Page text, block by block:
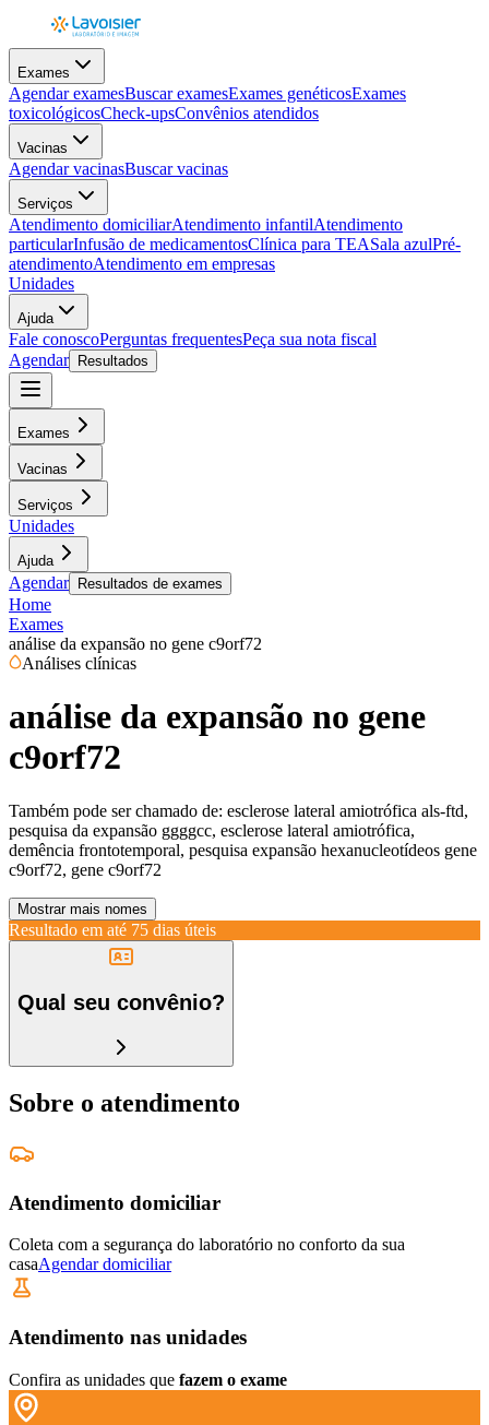
Exames
Agendar examesBuscar examesExames genéticosExames
toxicológicosCheck-upsConvênios atendidos
Vacinas
Agendar vacinasBuscar vacinas
Serviços
Atendimento domiciliarAtendimento infantilAtendimento
particularInfusão de medicamentosClínica para TEASala azulPré-
atendimentoAtendimento em empresas
Unidades
Ajuda
Fale conoscoPerguntas frequentesPeça sua nota fiscal
Agendar
Resultados
Exames
Vacinas
Serviços
Unidades
Ajuda
Agendar Resultados de exames
Home
Exames
análise da expansão no gene c9orf72
Análises clínicas
análise da expansão no gene
c9orf72
Também pode ser chamado de: esclerose lateral amiotrófica als-ftd,
pesquisa da expansão ggggcc, esclerose lateral amiotrófica,
demência frontotemporal, pesquisa expansão hexanucleotídeos gene
c9orf72, gene c9orf72
Mostrar mais nomes
Resultado em até 75 dias úteis
Qual seu convênio?
Sobre o atendimento
Atendimento domiciliar
Coleta com a segurança do laboratório no conforto da sua
casaAgendar domiciliar
Atendimento nas unidades
Confira as unidades que fazem o exame